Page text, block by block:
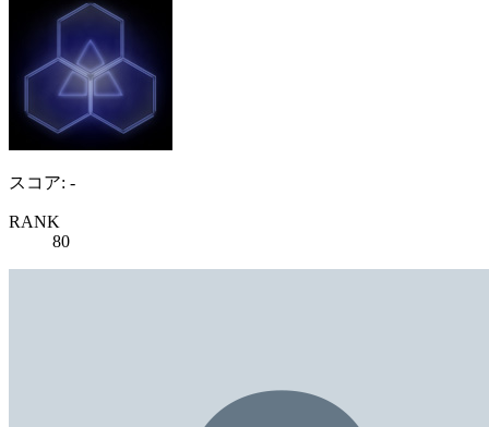
スコア: -
RANK
80